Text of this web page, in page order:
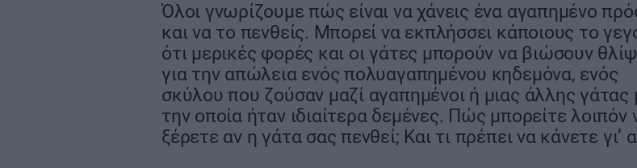
Όλοι γνωρίζουμε πώς είναι να χάνεις ένα αγαπημένο
και να το πενθείς. Μπορεί να εκπλήσσει κάποιους το
ότι μερικές φορές και οι γάτες μπορούν να βιώσουν
για την απώλεια ενός πολυαγαπημένου κηδεμόνα, ενός
σκύλου που ζούσαν μαζί αγαπημένοι ή μιας άλλης γάτας
την οποία ήταν ιδιαίτερα δεμένες. Πώς μπορείτε λοιπόν
ξέρετε αν η γάτα σας πενθεί; Και τι πρέπει να κάνετε γι’